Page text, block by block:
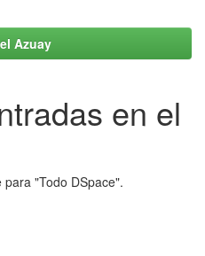
Azuay
en el
"Todo DSpace".